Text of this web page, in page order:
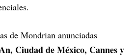
de Mondrian anunciadas
Ciudad de México, Cannes y